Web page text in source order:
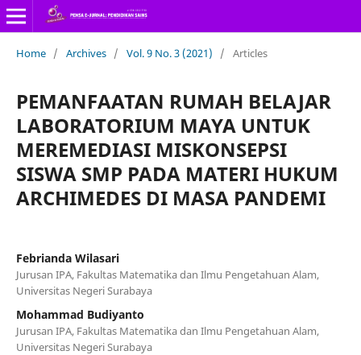
Home / Archives / Vol. 9 No. 3 (2021) / Articles
PEMANFAATAN RUMAH BELAJAR
LABORATORIUM MAYA UNTUK
MEREMEDIASI MISKONSEPSI
SISWA SMP PADA MATERI HUKUM
ARCHIMEDES DI MASA PANDEMI
Febrianda Wilasari
Jurusan IPA, Fakultas Matematika dan Ilmu Pengetahuan Alam,
Universitas Negeri Surabaya
Mohammad Budiyanto
Jurusan IPA, Fakultas Matematika dan Ilmu Pengetahuan Alam,
Universitas Negeri Surabaya